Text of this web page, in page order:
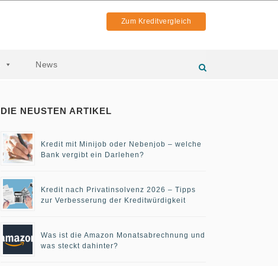
Zum Kreditvergleich
News
DIE NEUSTEN ARTIKEL
Kredit mit Minijob oder Nebenjob – welche
Bank vergibt ein Darlehen?
Kredit nach Privatinsolvenz 2026 – Tipps
zur Verbesserung der Kreditwürdigkeit
Was ist die Amazon Monatsabrechnung und
was steckt dahinter?